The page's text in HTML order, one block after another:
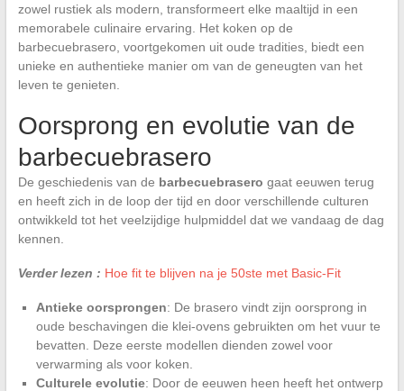
zowel rustiek als modern, transformeert elke maaltijd in een
memorabele culinaire ervaring. Het koken op de
barbecuebrasero, voortgekomen uit oude tradities, biedt een
unieke en authentieke manier om van de geneugten van het
leven te genieten.
Oorsprong en evolutie van de
barbecuebrasero
De geschiedenis van de barbecuebrasero gaat eeuwen terug
en heeft zich in de loop der tijd en door verschillende culturen
ontwikkeld tot het veelzijdige hulpmiddel dat we vandaag de dag
kennen.
Verder lezen : Hoe fit te blijven na je 50ste met Basic-Fit
Antieke oorsprongen: De brasero vindt zijn oorsprong in
oude beschavingen die klei-ovens gebruikten om het vuur te
bevatten. Deze eerste modellen dienden zowel voor
verwarming als voor koken.
Culturele evolutie: Door de eeuwen heen heeft het ontwerp